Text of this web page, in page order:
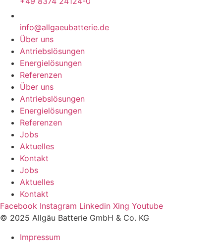
info@allgaeubatterie.de
Über uns
Antriebslösungen
Energielösungen
Referenzen
Über uns
Antriebslösungen
Energielösungen
Referenzen
Jobs
Aktuelles
Kontakt
Jobs
Aktuelles
Kontakt
Facebook Instagram Linkedin Xing Youtube
© 2025 Allgäu Batterie GmbH & Co. KG
Impressum